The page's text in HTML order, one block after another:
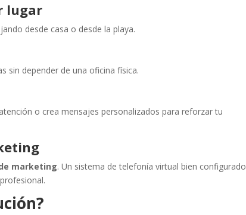
lugar
desde casa o desde la playa.
sin depender de una oficina física.
o crea mensajes personalizados para reforzar tu
marketing. Un sistema de telefonía virtual bien configurado